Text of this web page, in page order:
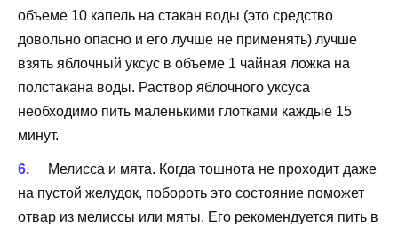
объеме 10 капель на стакан воды (это средство
довольно опасно и его лучше не применять) лучше
взять яблочный уксус в объеме 1 чайная ложка на
полстакана воды. Раствор яблочного уксуса
необходимо пить маленькими глотками каждые 15
минут.
Мелисса и мята. Когда тошнота не проходит даже
на пустой желудок, побороть это состояние поможет
отвар из мелиссы или мяты. Его рекомендуется пить в